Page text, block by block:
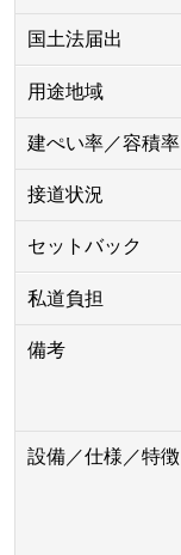
国土法届出
用途地域
建ぺい率／容積率
接道状況
セットバック
私道負担
備考
設備／仕様／特徴